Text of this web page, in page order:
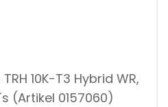
10K-T3 Hybrid WR,
(Artikel 0157060)